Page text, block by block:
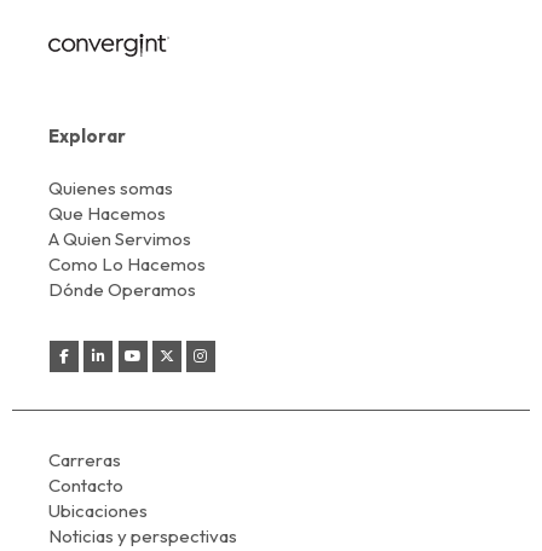
Explorar
Quienes somas
Que Hacemos
A Quien Servimos
Como Lo Hacemos
Dónde Operamos
Carreras
Contacto
Ubicaciones
Noticias y perspectivas